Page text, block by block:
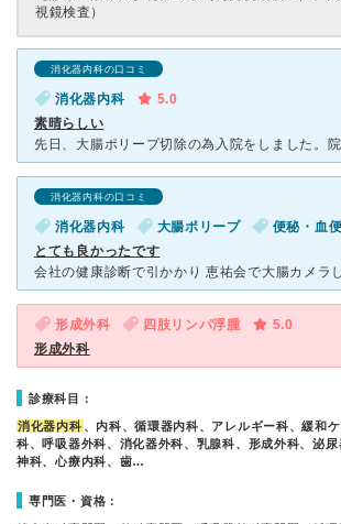
視鏡検査）
消化器内科の口コミ
消化器内科
5.0
素晴らしい
消化器内科の口コミ
消化器内科 大腸ポリープ 便秘・血便
とても良かったです
形成外科 四肢リンパ浮腫
5.0
形成外科
診療科目：
消化器内科 、内科、循環器内科、アレルギー科、緩和
科、呼吸器外科、消化器外科、乳腺科、形成外科、泌
神科、心療内科、歯…
専門医・資格：